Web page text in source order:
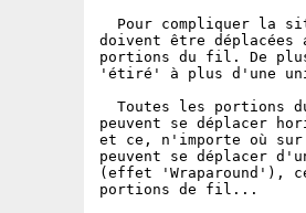
Pour compliquer la
doivent être
portions du fil. De
'étiré' à plus d'une
Toutes les portions
peuvent se déplacer
et ce, n'importe où
peuvent se déplacer
(effet 'Wraparound'),
portions de fil...